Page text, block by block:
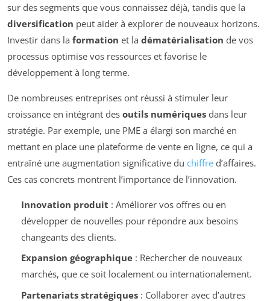
sur des segments que vous connaissez déjà, tandis que la
diversification peut aider à explorer de nouveaux horizons.
Investir dans la formation et la dématérialisation de vos
processus optimise vos ressources et favorise le
développement à long terme.
De nombreuses entreprises ont réussi à stimuler leur
croissance en intégrant des outils numériques dans leur
stratégie. Par exemple, une PME a élargi son marché en
mettant en place une plateforme de vente en ligne, ce qui a
entraîné une augmentation significative du chiffre d’affaires.
Ces cas concrets montrent l’importance de l’innovation.
Innovation produit : Améliorer vos offres ou en
développer de nouvelles pour répondre aux besoins
changeants des clients.
Expansion géographique: Rechercher de nouveaux
marchés, que ce soit localement ou internationalement.
Partenariats stratégiques: Collaborer avec d’autres